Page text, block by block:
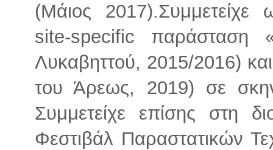
(Μάιος
site-specific παράσταση
Λυκαβηττού, 2015/2016)
του Άρεως, 2019) σε
Συμμετείχε επίσης στη
Φεστιβάλ Παραστατικών